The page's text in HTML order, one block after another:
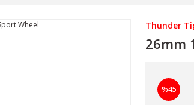
Thunder
26mm
%45